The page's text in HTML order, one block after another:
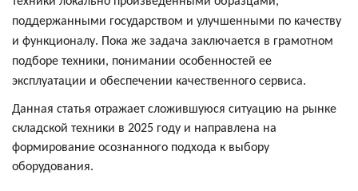
поддержанными государством и улучшенными по качеству
и функционалу. Пока же задача заключается в грамотном
подборе техники, понимании особенностей ее
эксплуатации и обеспечении качественного сервиса.
Данная статья отражает сложившуюся ситуацию на рынке
складской техники в 2025 году и направлена на
формирование осознанного подхода к выбору
оборудования.